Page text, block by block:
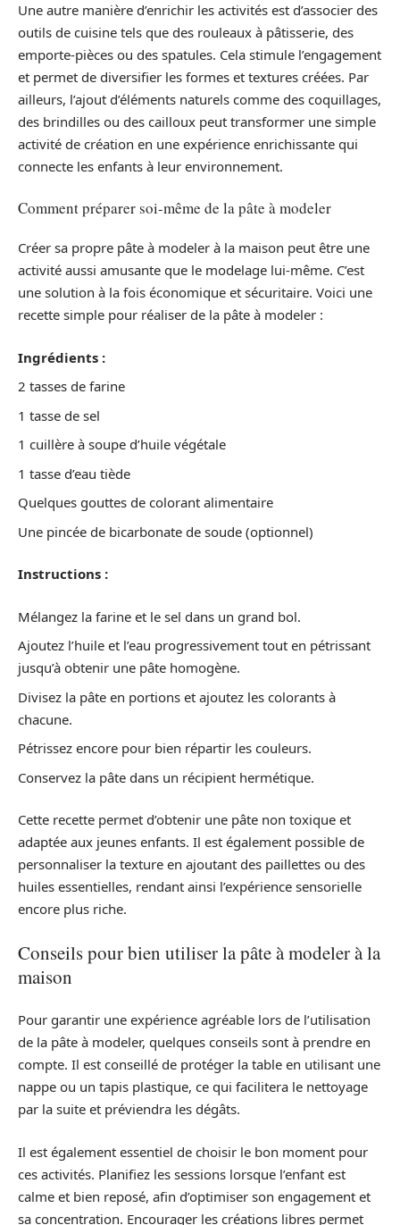
Une autre manière d’enrichir les activités est d’associer des
outils de cuisine tels que des rouleaux à pâtisserie, des
emporte-pièces ou des spatules. Cela stimule l’engagement
et permet de diversifier les formes et textures créées. Par
ailleurs, l’ajout d’éléments naturels comme des coquillages,
des brindilles ou des cailloux peut transformer une simple
activité de création en une expérience enrichissante qui
connecte les enfants à leur environnement.
Comment préparer soi-même de la pâte à modeler
Créer sa propre pâte à modeler à la maison peut être une
activité aussi amusante que le modelage lui-même. C’est
une solution à la fois économique et sécuritaire. Voici une
recette simple pour réaliser de la pâte à modeler :
Ingrédients :
2 tasses de farine
1 tasse de sel
1 cuillère à soupe d’huile végétale
1 tasse d’eau tiède
Quelques gouttes de colorant alimentaire
Une pincée de bicarbonate de soude (optionnel)
Instructions :
Mélangez la farine et le sel dans un grand bol.
Ajoutez l’huile et l’eau progressivement tout en pétrissant
jusqu’à obtenir une pâte homogène.
Divisez la pâte en portions et ajoutez les colorants à
chacune.
Pétrissez encore pour bien répartir les couleurs.
Conservez la pâte dans un récipient hermétique.
Cette recette permet d’obtenir une pâte non toxique et
adaptée aux jeunes enfants. Il est également possible de
personnaliser la texture en ajoutant des paillettes ou des
huiles essentielles, rendant ainsi l’expérience sensorielle
encore plus riche.
Conseils pour bien utiliser la pâte à modeler à la
maison
Pour garantir une expérience agréable lors de l’utilisation
de la pâte à modeler, quelques conseils sont à prendre en
compte. Il est conseillé de protéger la table en utilisant une
nappe ou un tapis plastique, ce qui facilitera le nettoyage
par la suite et préviendra les dégâts.
Il est également essentiel de choisir le bon moment pour
ces activités. Planifiez les sessions lorsque l’enfant est
calme et bien reposé, afin d’optimiser son engagement et
sa concentration. Encourager les créations libres permet